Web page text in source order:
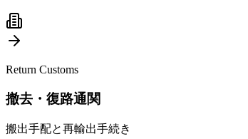
Return Customs
撤去・復路通関
搬出手配と再輸出手続き